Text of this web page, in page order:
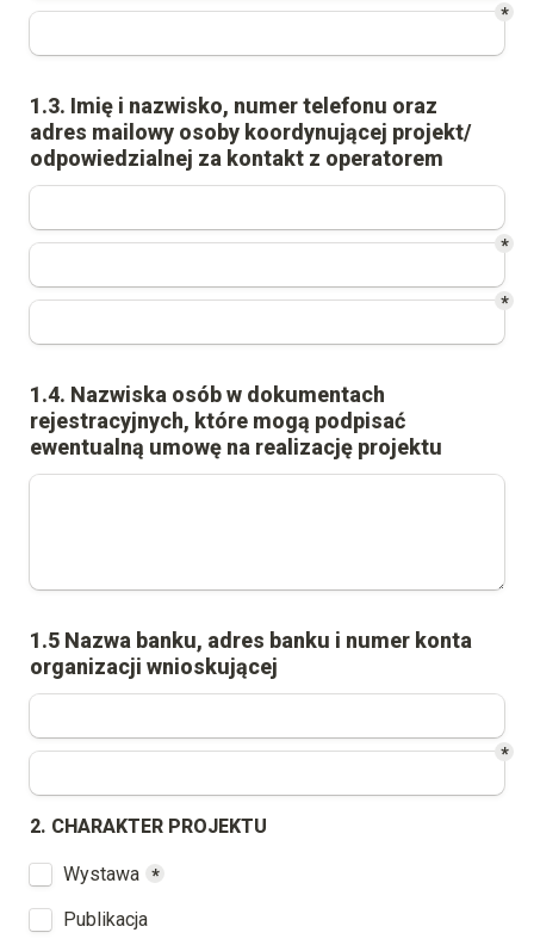
*
1.3. Imię i nazwisko, numer telefonu oraz
adres mailowy osoby koordynującej projekt/
odpowiedzialnej za kontakt z operatorem
*
*
1.4. Nazwiska osób w dokumentach
rejestracyjnych, które mogą podpisać
ewentualną umowę na realizację projektu
1.5 Nazwa banku, adres banku i numer konta
organizacji wnioskującej
*
2. CHARAKTER PROJEKTU
Untitled checkboxes field
Wystawa *
Publikacja